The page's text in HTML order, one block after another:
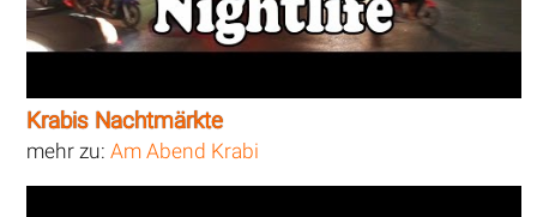
Krabis Nachtmärkte
mehr zu:Am Abend Krabi